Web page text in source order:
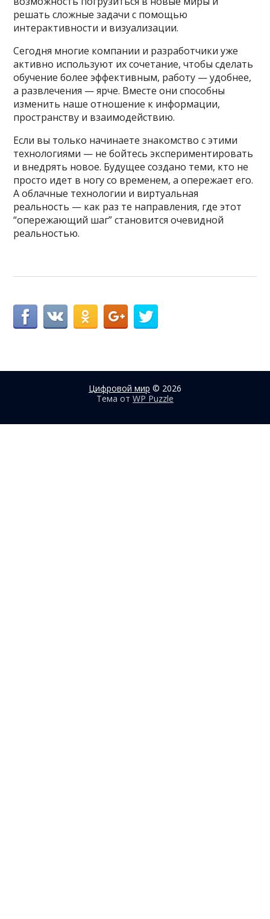
решать сложные задачи с помощью
интерактивности и визуализации.
Сегодня многие компании и разработчики уже
активно используют их сочетание, чтобы сделать
обучение более эффективным, работу — удобнее,
а развлечения — ярче. Вместе они способны
изменить наше отношение к информации,
пространству и взаимодействию.
Если вы только начинаете знакомство с этими
технологиями — не бойтесь экспериментировать
и внедрять новое. Будущее создано теми, кто не
просто идет в ногу со временем, а опережает его.
А облачные технологии и виртуальная
реальность — как раз те направления, где этот
“опережающий шаг” становится очевидной
реальностью.
Цифровой мир © 2026
Тема от WP Puzzle